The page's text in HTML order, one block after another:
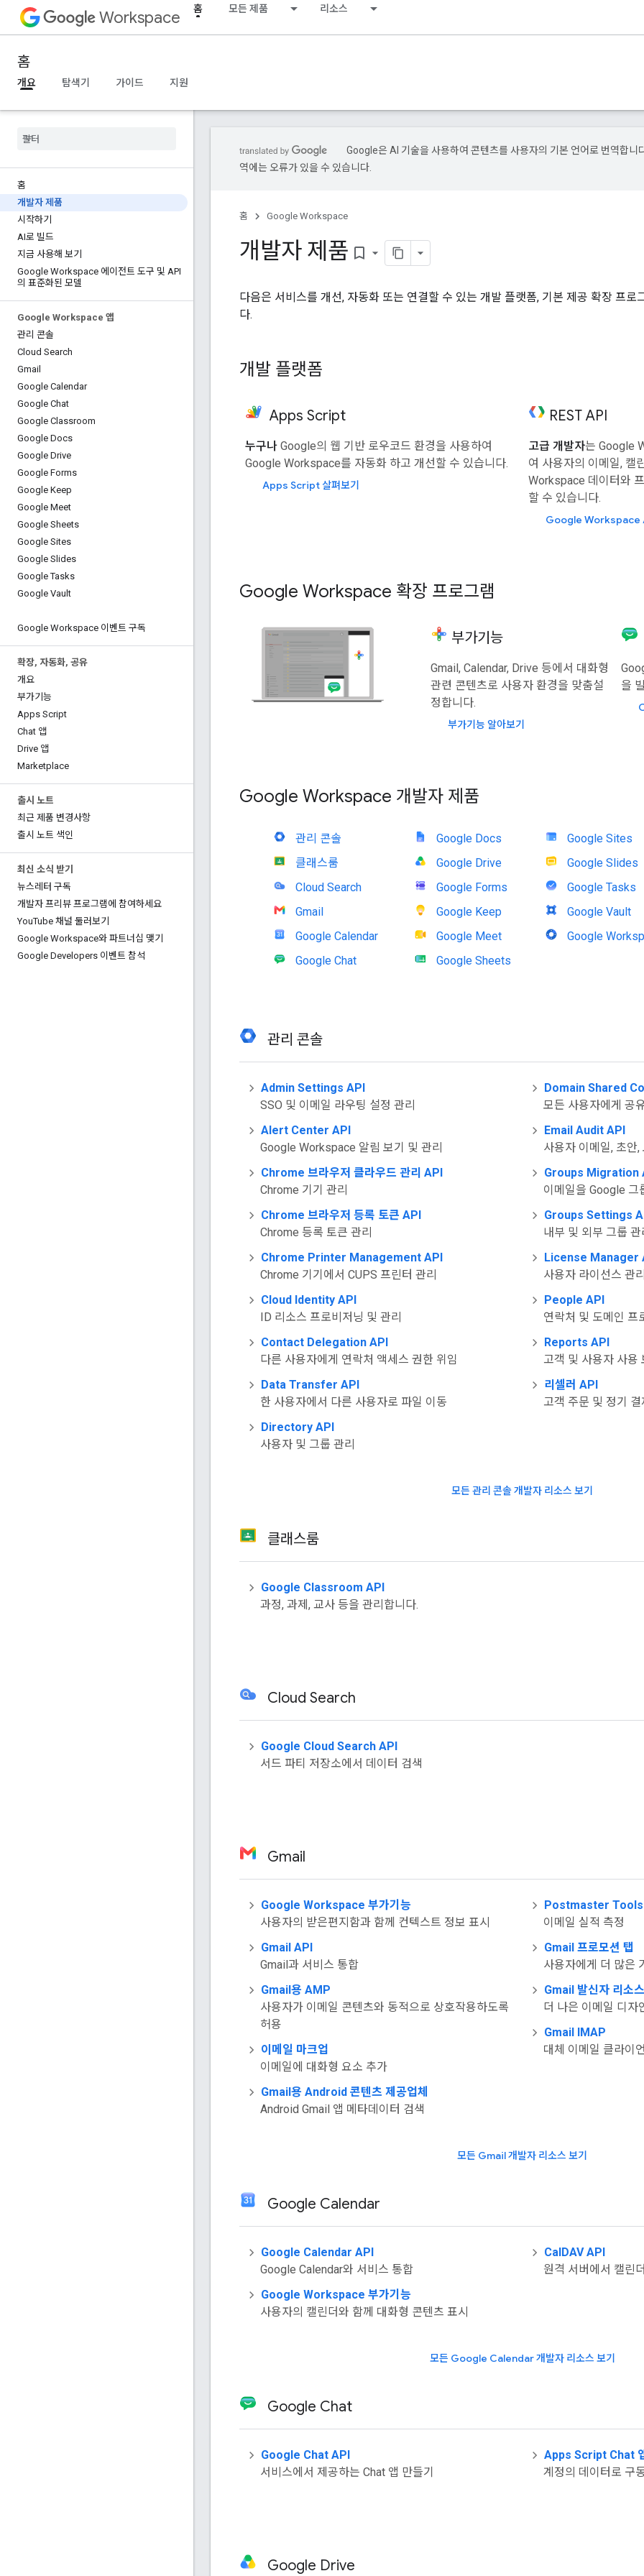
Workspace 홈 모든 제품 리소스
홈
개요 탐색기 가이드 지원
홈
개발자 제품
시작하기
AI로 빌드
지금 사용해 보기
Google Workspace 에이전트 도구 및 API
의 표준화된 모델
Google Workspace 앱
관리 콘솔
Cloud Search
Gmail
Google Calendar
Google Chat
Google Classroom
Google Docs
Google Drive
Google Forms
Google Keep
Google Meet
Google Sheets
Google Sites
Google Slides
Google Tasks
Google Vault
Google Workspace 이벤트 구독
확장, 자동화, 공유
개요
부가기능
Apps Script
Chat 앱
Drive 앱
Marketplace
출시 노트
최근 제품 변경사항
출시 노트 색인
최신 소식 받기
뉴스레터 구독
개발자 프리뷰 프로그램에 참여하세요
YouTube 채널 둘러보기
Google Workspace와 파트너십 맺기
Google Developers 이벤트 참석
Google은 AI 기술을 사용하여 콘텐츠를 사용자의 기본 언어로 번역합니
역에는 오류가 있을 수 있습니다.
홈 Google Workspace
개발자 제품 bookmark_border
다음은 서비스를 개선, 자동화 또는 연결할 수 있는 개발 플랫폼, 기본 제공 확장 프
다.
개발 플랫폼
Apps Script
누구나 Google의 웹 기반 로우코드 환경을 사용하여
Google Workspace를 자동화 하고 개선할 수 있습니다.
Apps Script 살펴보기
REST API
고급 개발자는 Google
여 사용자의 이메일, 캘
Workspace 데이터와
할 수 있습니다.
Google Workspace
Google Workspace 확장 프로그램
부가기능
Gmail, Calendar, Drive 등에서 대화형
관련 콘텐츠로 사용자 환경을 맞춤설
정합니다.
부가기능 알아보기
을
Google Workspace 개발자 제품
관리 콘솔
클래스룸
Cloud Search
Gmail
Google Calendar
Google Chat
Google Docs
Google Drive
Google Forms
Google Keep
Google Meet
Google Sheets
Google Sites
Google Slides
Google Tasks
Google Vault
Google
관리 콘솔
Admin Settings API
SSO 및 이메일 라우팅 설정 관리
Alert Center API
Google Workspace 알림 보기 및 관리
Chrome 브라우저 클라우드 관리 API
Chrome 기기 관리
Chrome 브라우저 등록 토큰 API
Chrome 등록 토큰 관리
Chrome Printer Management API
Chrome 기기에서 CUPS 프린터 관리
Cloud Identity API
ID 리소스 프로비저닝 및 관리
Contact Delegation API
다른 사용자에게 연락처 액세스 권한 위임
Data Transfer API
한 사용자에서 다른 사용자로 파일 이동
Directory API
사용자 및 그룹 관리
Domain Shared
모든 사용자에게 공
Email Audit API
사용자 이메일, 초안
Groups Migration
이메일을 Google 그
Groups Settings
내부 및 외부 그룹 관
License Manager
사용자 라이선스 관
People API
연락처 및 도메인 프
Reports API
고객 및 사용자 사용
리셀러 API
고객 주문 및 정기
모든 관리 콘솔 개발자 리소스 보기
클래스룸
Google Classroom API
과정, 과제, 교사 등을 관리합니다.
Cloud Search
Google Cloud Search API
서드 파티 저장소에서 데이터 검색
Gmail
Google Workspace 부가기능
사용자의 받은편지함과 함께 컨텍스트 정보 표시
Gmail API
Gmail과 서비스 통합
Gmail용 AMP
사용자가 이메일 콘텐츠와 동적으로 상호작용하도록
허용
이메일 마크업
이메일에 대화형 요소 추가
Gmail용 Android 콘텐츠 제공업체
Android Gmail 앱 메타데이터 검색
Postmaster Tools
이메일 실적 측정
Gmail 프로모션 탭
사용자에게 더 많은
Gmail 발신자 리소스
더 나은 이메일 디자
Gmail IMAP
대체 이메일 클라이
모든 Gmail 개발자 리소스 보기
Google Calendar
Google Calendar API
Google Calendar와 서비스 통합
Google Workspace 부가기능
사용자의 캘린더와 함께 대화형 콘텐츠 표시
CalDAV API
원격 서버에서 캘린
모든 Google Calendar 개발자 리소스 보기
Google Chat
Google Chat API
서비스에서 제공하는 Chat 앱 만들기
Apps Script Chat
계정의 데이터로 구
Google Drive